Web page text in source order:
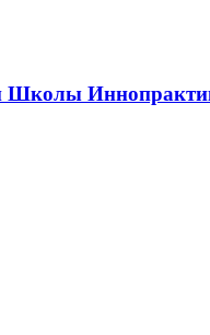
Школы